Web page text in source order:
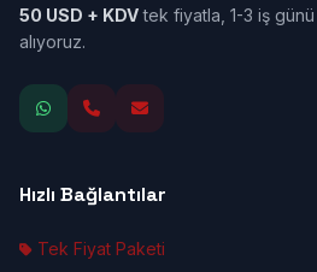
50 USD + KDVtek fiyatla, 1-3 iş
alıyoruz.
Hızlı Bağlantılar
Tek Fiyat Paketi